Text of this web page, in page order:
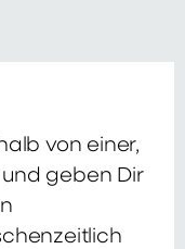
von einer,
geben Dir